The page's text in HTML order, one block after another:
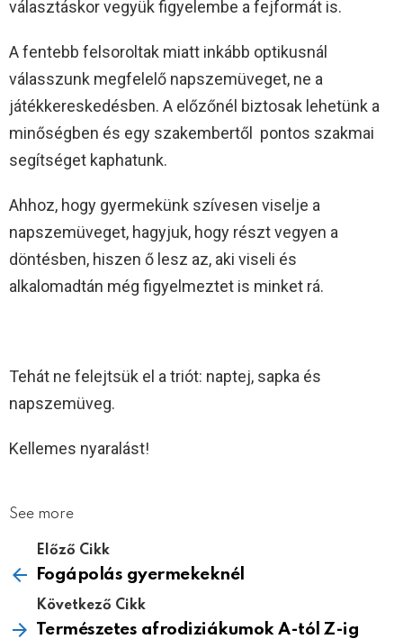
választáskor vegyük figyelembe a fejformát is.
A fentebb felsoroltak miatt inkább optikusnál
válasszunk megfelelő napszemüveget, ne a
játékkereskedésben. A előzőnél biztosak lehetünk a
minőségben és egy szakembertől pontos szakmai
segítséget kaphatunk.
Ahhoz, hogy gyermekünk szívesen viselje a
napszemüveget, hagyjuk, hogy részt vegyen a
döntésben, hiszen ő lesz az, aki viseli és
alkalomadtán még figyelmeztet is minket rá.
Tehát ne felejtsük el a triót: naptej, sapka és
napszemüveg.
Kellemes nyaralást!
See more
Előző Cikk
Fogápolás gyermekeknél
Következő Cikk
Természetes afrodiziákumok A-tól Z-ig